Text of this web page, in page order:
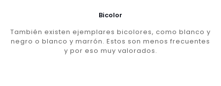
Bicolor
También existen ejemplares bicolores, como blanco y
negro o blanco y marrón. Estos son menos frecuentes
y por eso muy valorados.